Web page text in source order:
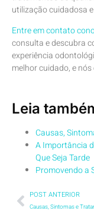
utilização cuidadosa
Entre em contato
consulta e descubra
experiência
melhor cuidado, e
Leia
Causas,
A Importância
Que Seja Tarde
Promovendo a
POST ANTERIOR